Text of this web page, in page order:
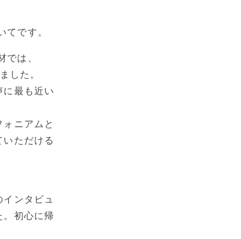
です。
では、
した。
最も近い
ニアムと
ただける
ンタビュ
初心に帰